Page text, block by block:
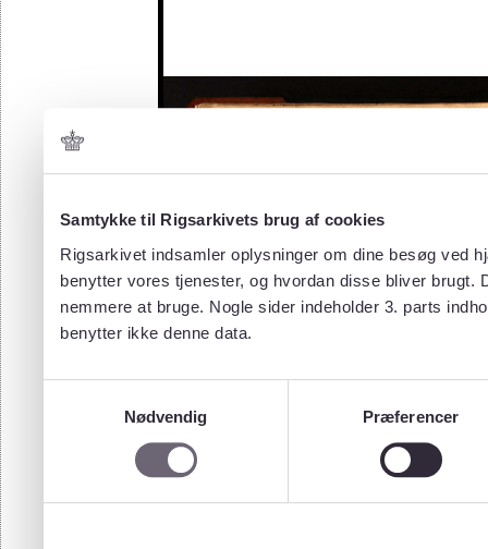
Samtykke til Rigsarkivets brug af cookies
Rigsarkivet indsamler oplysninger om dine besøg ved
benytter vores tjenester, og hvordan disse bliver
nemmere at bruge. Nogle sider indeholder 3. parts
benytter ikke denne data.
Nødvendig
Præferencer